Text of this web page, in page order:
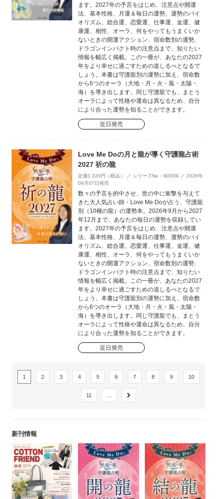
ます。2027年の予言をはじめ、注意点や開運
法、基本性格、月運＆毎日の運勢、運勢のバイ
オリズム、総合運、恋愛運、仕事運、金運、健
康運、相性、オーラ、何をやってもうまくいか
ないときの開運アクション、宿命数別の運勢、
ドラゴンインパクト時の注意点まで、知りたい
情報を幅広く掲載。この一冊が、あなたの2027
年をより幸せに過ごすための道しるべとなるで
しょう。本書は守護龍別の運勢に加え、宿命数
から6つのオーラ（大地・月・火・風・太陽・
海）を導き出します。同じ守護龍でも、まとう
オーラによって性格や運命は異なるため、自分
により合った運勢を知ることができます。
近日発売
Love Me Doの月と龍が導く守護龍占術
2027 祈の龍
定価1,320円（税込） ／ シリーズNo：M2009 ／ 2026年
09月07日発売
数々の予言を的中させ、世の中に衝撃を与えて
きた大人気占い師・Love Me Doが占う、守護龍
別（10種の龍）の運勢本。2026年9月から2027
年12月まで、あなたの毎日の運勢を収録してい
ます。2027年の予言をはじめ、注意点や開運
法、基本性格、月運＆毎日の運勢、運勢のバイ
オリズム、総合運、恋愛運、仕事運、金運、健
康運、相性、オーラ、何をやってもうまくいか
ないときの開運アクション、宿命数別の運勢、
ドラゴンインパクト時の注意点まで、知りたい
情報を幅広く掲載。この一冊が、あなたの2027
年をより幸せに過ごすための道しるべとなるで
しょう。本書は守護龍別の運勢に加え、宿命数
から6つのオーラ（大地・月・火・風・太陽・
海）を導き出します。同じ守護龍でも、まとう
オーラによって性格や運命は異なるため、自分
により合った運勢を知ることができます。
近日発売
1 2 3 4 5 6 7 8 9 10
11
新刊情報